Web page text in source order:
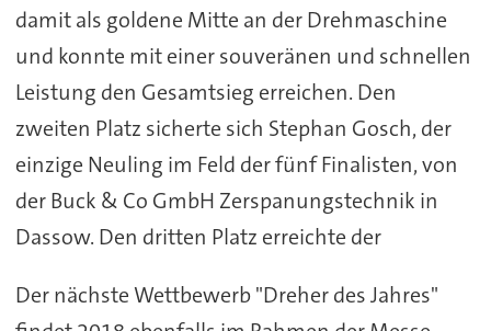
damit als goldene Mitte an der Drehmaschine
und konnte mit einer souveränen und schnellen
Leistung den Gesamtsieg erreichen. Den
zweiten Platz sicherte sich Stephan Gosch, der
einzige Neuling im Feld der fünf Finalisten, von
der Buck & Co GmbH Zerspanungstechnik in
Dassow. Den dritten Platz erreichte der
Der nächste Wettbewerb "Dreher des Jahres"